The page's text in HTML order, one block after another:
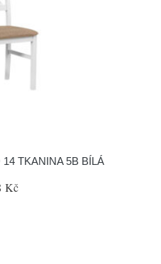
TKANINA 5B BÍLÁ
Kč